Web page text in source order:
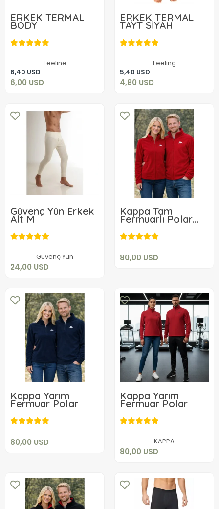
ERKEK TERMAL
BODY
Feeline
6,40 USD
6,00 USD
6,00 USD
Sepete Ekle
ERKEK TERMAL
TAYT SİYAH
Feeling
5,40 USD
4,80 USD
4,80 USD
Sepete Ekle
Güvenç Yün Erkek
Alt M
Güvenç Yün
24,00 USD
24,00 USD
Kappa Tam
Fermuarlı Polar
Ceket
80,00 USD
80,00 USD
Sepete Ekle
Kappa Yarım
Fermuar Polar
80,00 USD
80,00 USD
Sepete Ekle
Kappa Yarım
Fermuar Polar
KAPPA
80,00 USD
80,00 USD